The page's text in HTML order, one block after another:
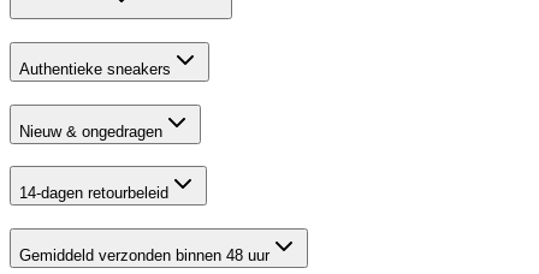
Authentieke sneakers
Nieuw & ongedragen
14-dagen retourbeleid
Gemiddeld verzonden binnen 48 uur